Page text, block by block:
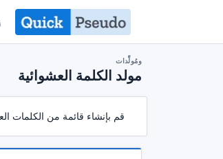
ومُولِّدات
مولد الكلمة العشوائية
قم بإنشاء قائمة من الكلمات